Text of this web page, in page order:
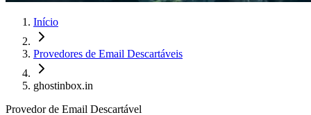
Início
Provedores de Email Descartáveis
ghostinbox.in
Provedor de Email Descartável